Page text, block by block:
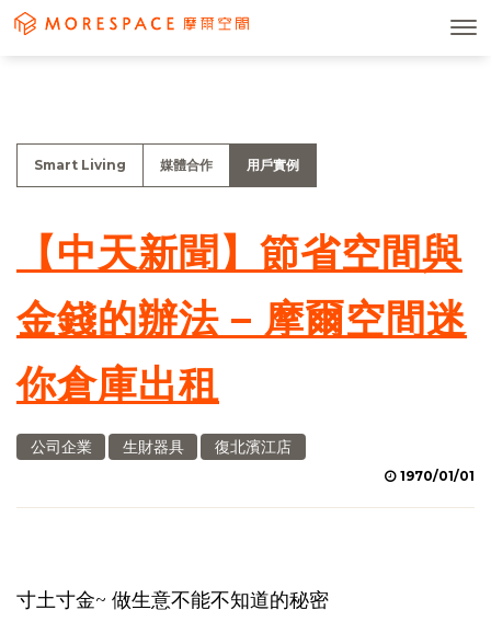
Smart Living 媒體合作 用戶實例
【中天新聞】節省空間與
金錢的辦法 – 摩爾空間迷
你倉庫出租
公司企業 生財器具 復北濱江店
1970/01/01
寸土寸金~ 做生意不能不知道的秘密